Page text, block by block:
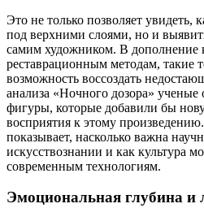
Это не только позволяет увидеть,
под верхними слоями, но и
самим художником. В дополнение
реставрационным методам, такие
возможность воссоздать
анализа «Ночного дозора»
фигуры, которые добавили бы
восприятия к этому
показывает, насколько важна
искусствознании и как культура
современным технологиям.
Эмоциональная глубина и